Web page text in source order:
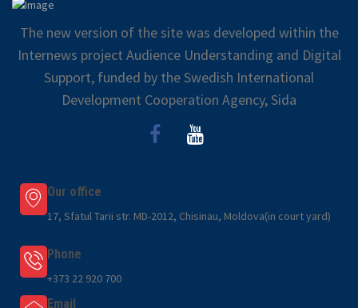
The new version of the site was developed within the
Internews project Audience Understanding and Digital
Support, funded by the Swedish International
Development Cooperation Agency, Sida
Our office
17, Sfatul Tarii str. MD-2012, Chisinau, Moldova(in court yard)
Phone
+373 22 920 700
Email